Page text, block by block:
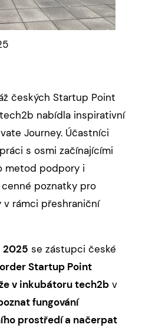
českých Startup Point
nabídla inspirativní
Journey. Účastníci
s osmi začínajícími
metod podpory i
poznatky pro
rámci přeshraniční
2025 se zástupci české
Startup Point
v inkubátoru tech2b v
fungování
prostředí a načerpat